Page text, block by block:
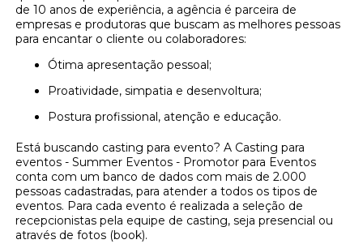
de 10 anos de experiência, a agência é parceira de
empresas e produtoras que buscam as melhores pessoas
para encantar o cliente ou colaboradores:
Ótima apresentação pessoal;
Proatividade, simpatia e desenvoltura;
Postura profissional, atenção e educação.
Está buscando casting para evento? A Casting para
eventos - Summer Eventos - Promotor para Eventos
conta com um banco de dados com mais de 2.000
pessoas cadastradas, para atender a todos os tipos de
eventos. Para cada evento é realizada a seleção de
recepcionistas pela equipe de casting, seja presencial ou
através de fotos (book).